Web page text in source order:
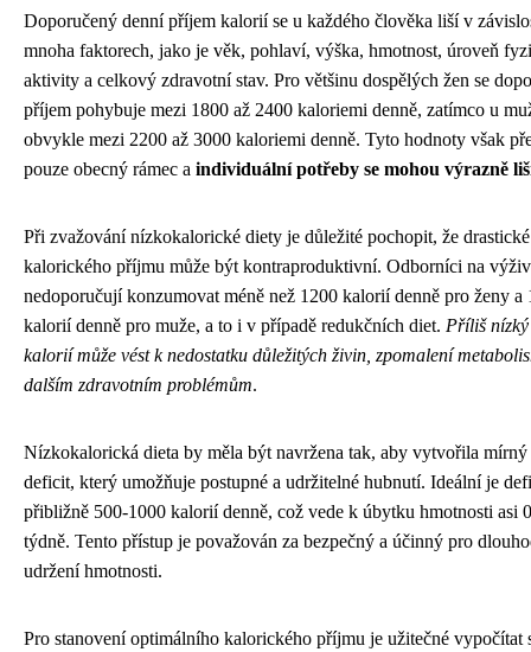
Doporučený denní příjem kalorií se u každého člověka liší v
mnoha faktorech, jako je věk, pohlaví, výška, hmotnost, úroveň
aktivity a celkový zdravotní stav. Pro většinu dospělých žen se
příjem pohybuje mezi 1800 až 2400 kaloriemi denně, zatímco u
obvykle mezi 2200 až 3000 kaloriemi denně. Tyto hodnoty však
pouze obecný rámec a individuální potřeby se mohou výrazně
Při zvažování nízkokalorické diety je důležité pochopit, že
kalorického příjmu může být kontraproduktivní. Odborníci na
nedoporučují konzumovat méně než 1200 kalorií denně pro ženy a
kalorií denně pro muže, a to i v případě redukčních diet. Příliš
kalorií může vést k nedostatku důležitých živin, zpomalení
dalším zdravotním problémům.
Nízkokalorická dieta by měla být navržena tak, aby vytvořila
deficit, který umožňuje postupné a udržitelné hubnutí. Ideální je
přibližně 500-1000 kalorií denně, což vede k úbytku hmotnosti asi
týdně. Tento přístup je považován za bezpečný a účinný pro
udržení hmotnosti.
Pro stanovení optimálního kalorického příjmu je užitečné vypočítat